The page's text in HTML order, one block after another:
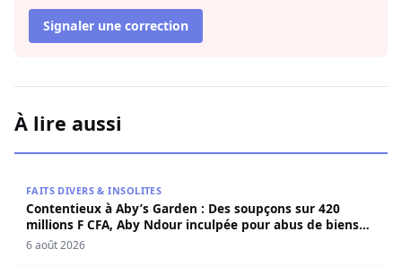
Signaler une correction
À lire aussi
FAITS DIVERS & INSOLITES
Contentieux à Aby’s Garden : Des soupçons sur 420
millions F CFA, Aby Ndour inculpée pour abus de biens
sociaux
6 août 2026